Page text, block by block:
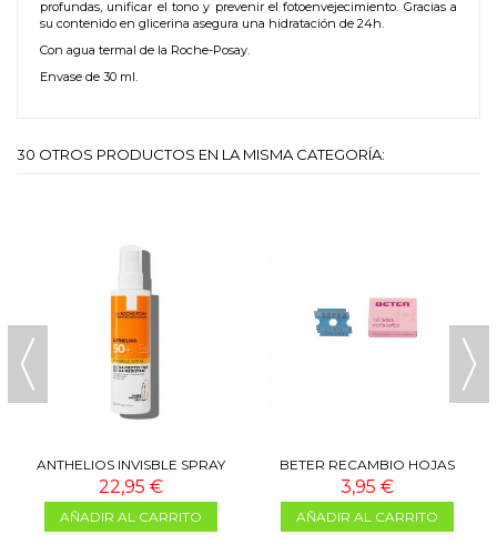
profundas, unificar el tono y prevenir el fotoenvejecimiento. Gracias a
su contenido en glicerina asegura una hidratación de 24h.
Con agua termal de la Roche-Posay.
Envase de 30 ml.
30 OTROS PRODUCTOS EN LA MISMA CATEGORÍA:
ANTHELIOS INVISBLE SPRAY
SPF 50+ 200 ML
22,95 €
AÑADIR AL CARRITO
BETER RECAMBIO HOJAS
CORTACALLOS 10 UNIDADES
3,95 €
AÑADIR AL CARRITO